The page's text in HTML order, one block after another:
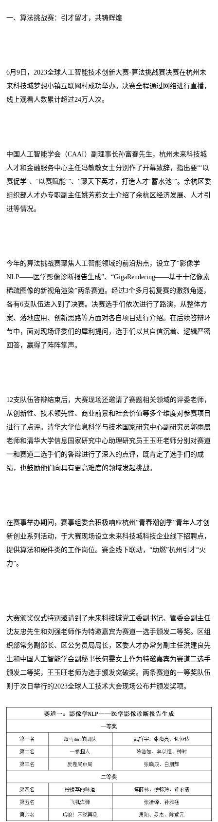
一、算法挑战赛：引才留才，共铸辉煌
6月9日，2023全球人工智能技术创新大赛-算法挑战赛决赛在杭州未
来科技城梦想小镇互联网村成功举办。决赛全程通过网络进行直播，
线上观看人数累计超过24万人次。
中国人工智能学会（CAAI）副理事长孙富春先生，杭州未来科技城
人才和金融服务中心主任冯敏敏女士分别作了开幕致辞，指出要“‘以
赛促学’、‘以赛赋能’”、“聚天下英才，打造人才‘蓄水池’”。余杭区委
组织部人才办专职副主任姚芳燕女士介绍了余杭区经济发展、人才引
进等情况。
今年的算法挑战赛聚焦人工智能领域的前沿热点，设立了“影像学
NLP——医学影像诊断报告生成”、“GigaRendering——基于十亿像素
稀疏图像的新视角渲染”两条赛道。经过3个多月初复赛的激烈角逐，
各有6支队伍进入到了决赛。决赛选手们依次进行了路演，从整体方
案、落地应用、创新思路等方面对各自项目进行介绍。在后续答辩环
节中，面对现场评委们的犀利提问，选手们以其自信沉着、逻辑严密
回答，赢得了阵阵掌声。
12支队伍答辩结束后，大赛现场还邀请了赛题相关领域的评委老师，
从创新性、技术领先性、商业前景和社会价值等多个维度对参赛项目
进行了点评。清华大学信息科学与技术国家研究中心副研究员郭雨晨
老师和清华大学信息国家研究中心助理研究员王玉旺老师分别对赛道
一和赛道二选手们的答辩进行了深入的点评，既肯定了选手们的成
绩，也鼓励他们向具有更高难度的领域发起挑战。
在赛事举办期间，赛事组委会积极响应杭州“青春潮创季”青年人才创
新创业系列活动，于大赛现场设立未来科技城科技企业线下招聘点，
提供算法和硬件类的工作岗位。赛企线下联动，“助燃”杭州引才“火
力”。
大赛颁奖仪式特别邀请到了未来科技城党工委副书记、管委会副主任
沈友忠先生和刘强老师作为特邀嘉宾为赛道一选手颁发二等奖。区组
织部常务副部长、区公务员局局长，区委人才办常务副主任洪建良先
生和中国人工智能学会副秘书长何雯女士作为特邀嘉宾为赛道二选手
颁发二等奖，王玉旺老师为选手颁发突破奖。两条赛道的一等奖队伍
则于次日举行的2023全球人工技术大会现场公布并颁发奖项。